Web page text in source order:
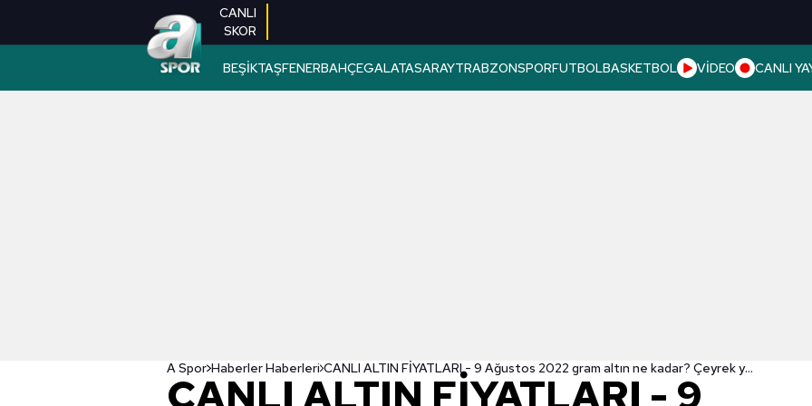
CANLI
SKOR
BEŞİKTAŞFENERBAHÇEGALATASARAYTRABZONSPORFUTBOLBASKETBOL VİDEO CANLI
A Spor Haberler Haberleri CANLI ALTIN FİYATLARI - 9 Ağustos 2022 gram altın ne kadar? Çeyrek yarım tam altın fiyatları...
CANLI ALTIN FİYATLARI - 9